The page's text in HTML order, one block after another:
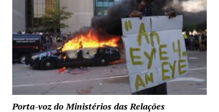
Porta-voz do Ministérios das Relações